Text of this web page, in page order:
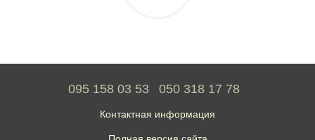
095 158 03 53 050 318 17 78
Контактная информация